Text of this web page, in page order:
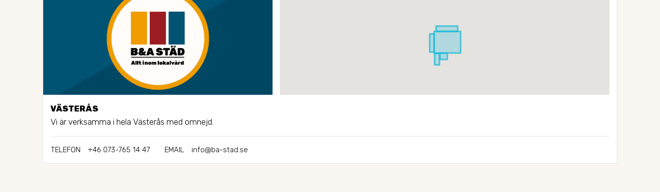
VÄSTERÅS
Vi är verksamma i hela Västerås med omnejd.
TELEFON +46 073-765 14 47 EMAIL info@ba-stad.se